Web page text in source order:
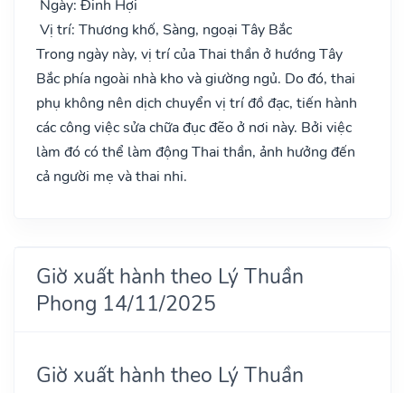
Ngày: Đinh Hợi
Vị trí: Thương khố, Sàng, ngoại Tây Bắc
Trong ngày này, vị trí của Thai thần ở hướng Tây
Bắc phía ngoài nhà kho và giường ngủ. Do đó, thai
phụ không nên dịch chuyển vị trí đồ đạc, tiến hành
các công việc sửa chữa đục đẽo ở nơi này. Bởi việc
làm đó có thể làm động Thai thần, ảnh hưởng đến
cả người mẹ và thai nhi.
Giờ xuất hành theo Lý Thuần
Phong 14/11/2025
Giờ xuất hành theo Lý Thuần